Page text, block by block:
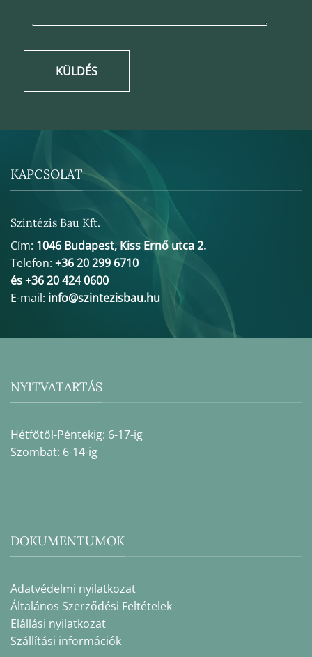
KÜLDÉS
KAPCSOLAT
Szintézis Bau Kft.
Cím: 1046 Budapest, Kiss Ernő utca 2.
Telefon: +36 20 299 6710
és +36 20 424 0600
E-mail: info@szintezisbau.hu
NYITVATARTÁS
Hétfőtől-Péntekig: 6-17-ig
Szombat: 6-14-ig
DOKUMENTUMOK
Adatvédelmi nyilatkozat
Általános Szerződési Feltételek
Elállási nyilatkozat
Szállítási információk